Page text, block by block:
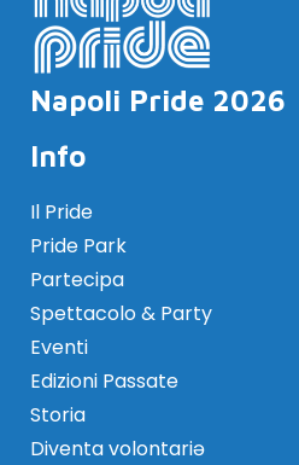
Napoli Pride 2026
Info
Il Pride
Pride Park
Partecipa
Spettacolo & Party
Eventi
Edizioni Passate
Storia
Diventa volontariə